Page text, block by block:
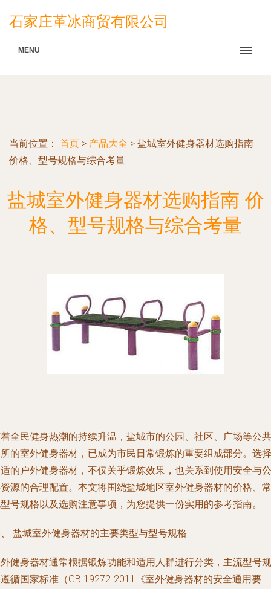
石家庄革冰商贸有限公司
MENU
当前位置： 首页 > 产品大全 > 盐城室外健身器材选购指南
价格、型号规格与综合考量
盐城室外健身器材选购指南 价
格、型号规格与综合考量
全民健身热潮的持续升温，盐城市的公园、社区、广场等公共
的室外健身器材，已成为市民日常锻炼的重要组成部分。选择
的户外健身器材，不仅关乎锻炼效果，也关系到使用安全与公
源的合理配置。本文将围绕盐城地区室外健身器材的价格、常
号规格以及选购注意事项，为您提供一份实用的参考指南。
盐城室外健身器材的主要类型与型号规格
健身器材通常根据锻炼功能和适用人群进行分类，主流型号规
循国家标准（GB 19272-2011《室外健身器材的安全通用要